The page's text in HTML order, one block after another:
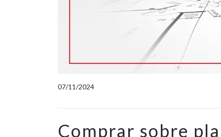
07/11/2024
Comprar sobre